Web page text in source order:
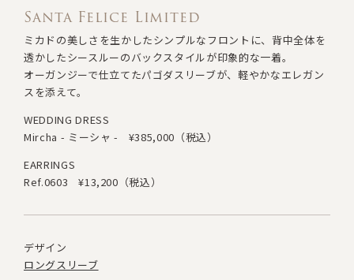
Santa Felice Limited
ミカドの美しさを生かしたシンプルなフロントに、 背中全体を
透かしたシースルーのバックスタイルが印象的な一着。
オーガンジーで仕立てたパゴダスリーブが、軽やかなエレガン
スを添えて。
WEDDING DRESS
Mircha - ミーシャ -
¥385,000（税込）
EARRINGS
Ref.0603
¥13,200（税込）
デザイン
ロングスリーブ